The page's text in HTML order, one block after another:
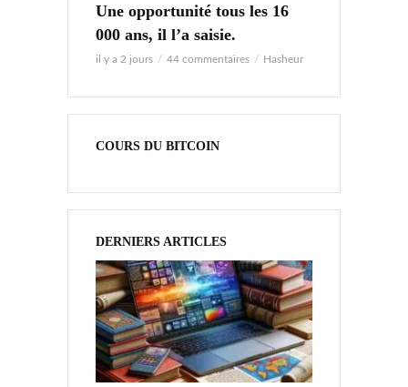
Une opportunité tous les 16
000 ans, il l’a saisie.
il y a 2 jours 44 commentaires Hasheur
COURS DU BITCOIN
DERNIERS ARTICLES